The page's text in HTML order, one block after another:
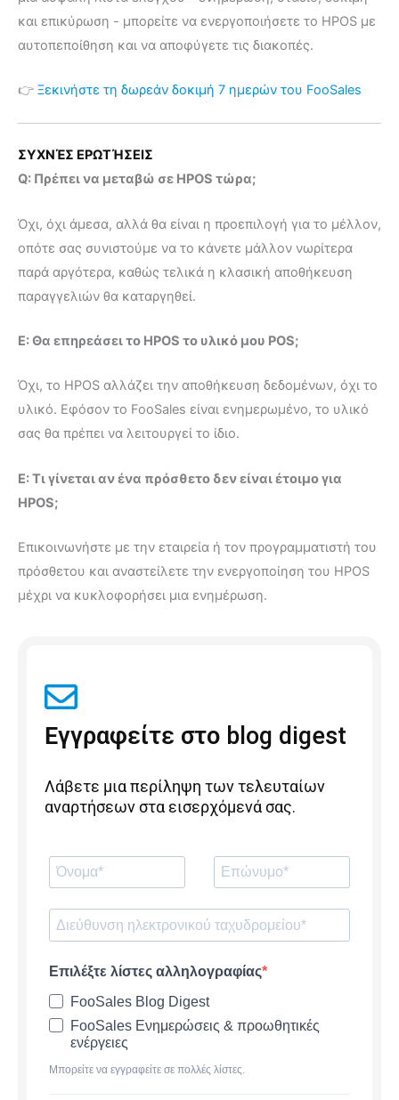
και επικύρωση - μπορείτε να ενεργοποιήσετε το HPOS με
αυτοπεποίθηση και να αποφύγετε τις διακοπές.
👉 Ξεκινήστε τη δωρεάν δοκιμή 7 ημερών του FooSales
ΣΥΧΝΈΣ ΕΡΩΤΉΣΕΙΣ
Q: Πρέπει να μεταβώ σε HPOS τώρα;
Όχι, όχι άμεσα, αλλά θα είναι η προεπιλογή για το μέλλον,
οπότε σας συνιστούμε να το κάνετε μάλλον νωρίτερα
παρά αργότερα, καθώς τελικά η κλασική αποθήκευση
παραγγελιών θα καταργηθεί.
Ε: Θα επηρεάσει το HPOS το υλικό μου POS;
Όχι, το HPOS αλλάζει την αποθήκευση δεδομένων, όχι το
υλικό. Εφόσον το FooSales είναι ενημερωμένο, το υλικό
σας θα πρέπει να λειτουργεί το ίδιο.
Ε: Τι γίνεται αν ένα πρόσθετο δεν είναι έτοιμο για
HPOS;
Επικοινωνήστε με την εταιρεία ή τον προγραμματιστή του
πρόσθετου και αναστείλετε την ενεργοποίηση του HPOS
μέχρι να κυκλοφορήσει μια ενημέρωση.
Εγγραφείτε στο blog digest
Λάβετε μια περίληψη των τελευταίων
αναρτήσεων στα εισερχόμενά σας.
Επιλέξτε λίστες αλληλογραφίας
FooSales Blog Digest
FooSales Ενημερώσεις & προωθητικές
ενέργειες
Μπορείτε να εγγραφείτε σε πολλές λίστες.